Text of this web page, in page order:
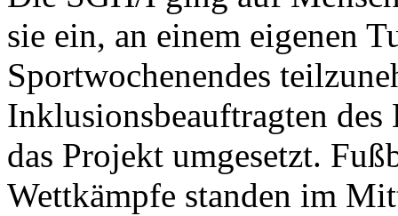
sie ein, an einem eigenen
Sportwochenendes
Inklusionsbeauftragten
das Projekt umgesetzt.
Wettkämpfe standen im